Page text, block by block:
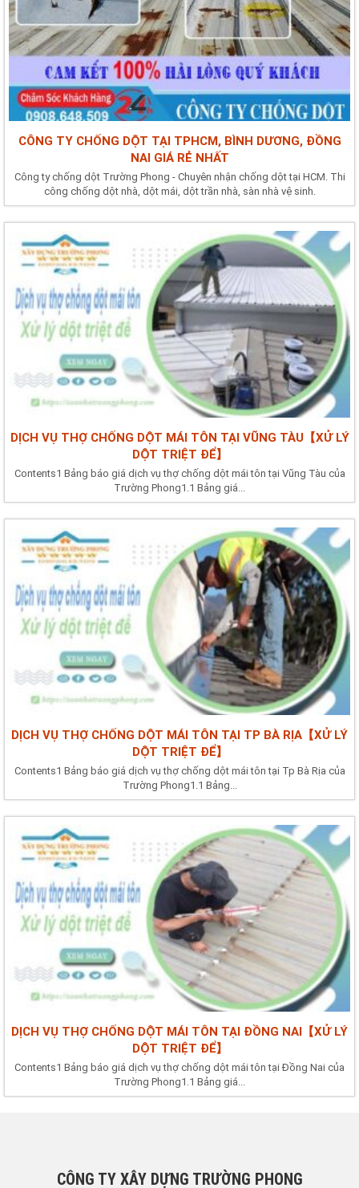
CÔNG TY CHỐNG DỘT TẠI TPHCM, BÌNH DƯƠNG, ĐỒNG
NAI GIÁ RẺ NHẤT
Công ty chống dột Trường Phong - Chuyên nhận chống dột tại HCM. Thi
công chống dột nhà, dột mái, dột trần nhà, sàn nhà vệ sinh.
DỊCH VỤ THỢ CHỐNG DỘT MÁI TÔN TẠI VŨNG TÀU【XỬ LÝ
DỘT TRIỆT ĐỂ】
Contents1 Bảng báo giá dịch vụ thợ chống dột mái tôn tại Vũng Tàu của
Trường Phong1.1 Bảng giá...
DỊCH VỤ THỢ CHỐNG DỘT MÁI TÔN TẠI TP BÀ RỊA【XỬ LÝ
DỘT TRIỆT ĐỂ】
Contents1 Bảng báo giá dịch vụ thợ chống dột mái tôn tại Tp Bà Rịa của
Trường Phong1.1 Bảng...
DỊCH VỤ THỢ CHỐNG DỘT MÁI TÔN TẠI ĐỒNG NAI【XỬ LÝ
DỘT TRIỆT ĐỂ】
Contents1 Bảng báo giá dịch vụ thợ chống dột mái tôn tại Đồng Nai của
Trường Phong1.1 Bảng giá...
CÔNG TY XÂY DỰNG TRƯỜNG PHONG